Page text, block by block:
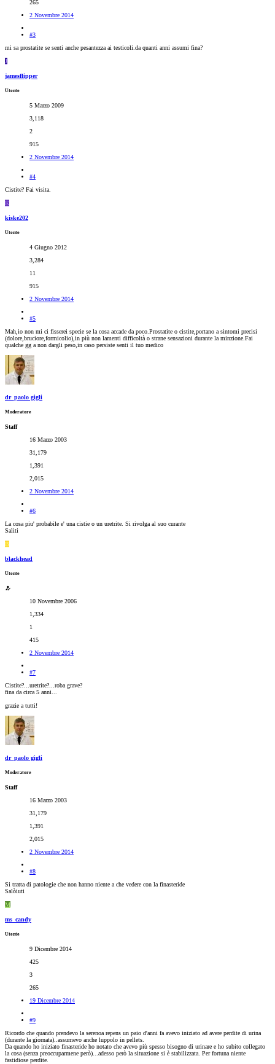
265
2 Novembre 2014
#3
mi sa prostatite se senti anche pesantezza ai testicoli.da quanti anni assumi fina?
J
jamesflipper
Utente
5 Marzo 2009
3,118
2
915
2 Novembre 2014
#4
Cistite? Fai visita.
K
kiske202
Utente
4 Giugno 2012
3,284
11
915
2 Novembre 2014
#5
Mah,io non mi ci fisserei specie se la cosa accade da poco.Prostatite o cistite,portano a sintomi precisi
(dolore,bruciore,formicolio),in più non lamenti difficoltà o strane sensazioni durante la minzione.Fai
qualche gg a non dargli peso,in caso persiste senti il tuo medico
dr_paolo gigli
Moderatore
Staff
16 Marzo 2003
31,179
1,391
2,015
2 Novembre 2014
#6
La cosa piu' probabile e' una cistie o un uretrite. Si rivolga al suo curante
Saliti
B
blackhead
Utente
10 Novembre 2006
1,334
1
415
2 Novembre 2014
#7
Cistite?...uretrite?...roba grave?
fina da circa 5 anni...
grazie a tutti!
dr_paolo gigli
Moderatore
Staff
16 Marzo 2003
31,179
1,391
2,015
2 Novembre 2014
#8
Si tratta di patologie che non hanno niente a che vedere con la finasteride
Salòiuti
M
ms_candy
Utente
9 Dicembre 2014
425
3
265
19 Dicembre 2014
#9
Ricordo che quando prendevo la serenoa repens un paio d'anni fa avevo iniziato ad avere perdite di urina
(durante la giornata)..assumevo anche luppolo in pellets.
Da quando ho iniziato finasteride ho notato che avevo più spesso bisogno di urinare e ho subito collegato
la cosa (senza preoccuparmene però)...adesso però la situazione si è stabilizzata. Per fortuna niente
fastidiose perdite.